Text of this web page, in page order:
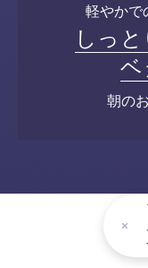
軽やかで
しっ
ベ
朝の